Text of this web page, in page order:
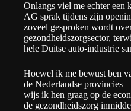
Onlangs viel me echter
AG sprak tijdens zijn
zoveel gesproken wordt
gezondheidszorgsector,
hele Duitse auto-industrie
Hoewel ik me bewust ben
de Nederlandse provincies
wijs ik hen graag op de
de gezondheidszorg